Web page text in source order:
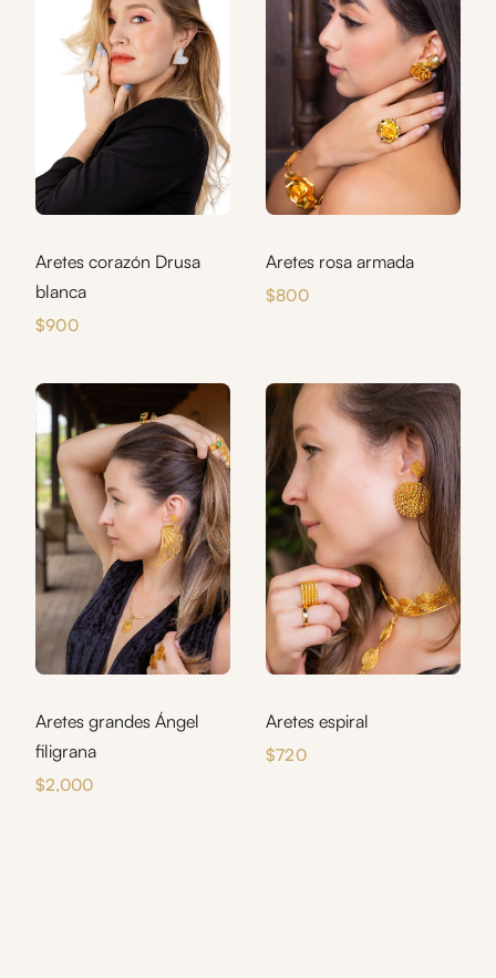
Aretes corazón Drusa
blanca
$900
Aretes rosa armada
$800
Aretes grandes Ángel
filigrana
$2,000
Aretes espiral
$720